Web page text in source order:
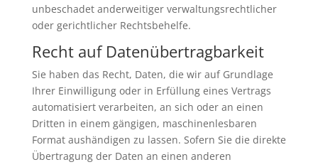
unbeschadet anderweitiger verwaltungsrechtlicher
oder gerichtlicher Rechtsbehelfe.
Recht auf Daten­übertrag­barkeit
Sie haben das Recht, Daten, die wir auf Grundlage
Ihrer Einwilligung oder in Erfüllung eines Vertrags
automatisiert verarbeiten, an sich oder an einen
Dritten in einem gängigen, maschinenlesbaren
Format aushändigen zu lassen. Sofern Sie die direkte
Übertragung der Daten an einen anderen